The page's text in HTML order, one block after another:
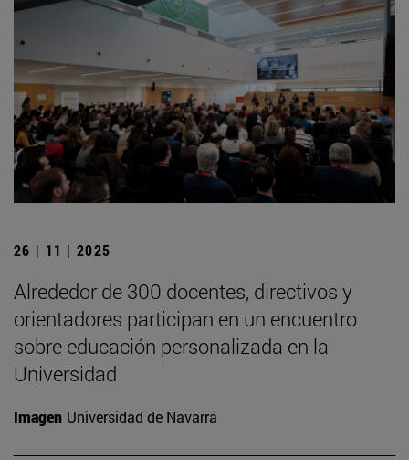
26 | 11 | 2025
Alrededor de 300 docentes, directivos y
orientadores participan en un encuentro
sobre educación personalizada en la
Universidad
Imagen Universidad de Navarra